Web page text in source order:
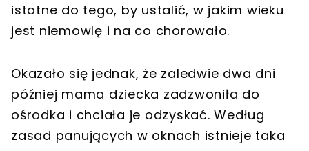
istotne do tego, by ustalić, w jakim wieku
jest niemowlę i na co chorowało.
Okazało się jednak, że zaledwie dwa dni
później mama dziecka zadzwoniła do
ośrodka i chciała je odzyskać. Według
zasad panujących w oknach istnieje taka